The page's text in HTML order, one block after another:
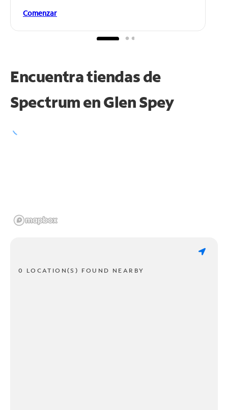
Comenzar
Encuentra tiendas de
Spectrum enGlen Spey
0 LOCATION(S) FOUND NEARBY